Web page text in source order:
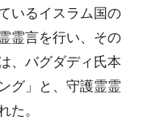
いるイスラム国の
霊言を行い、その
、バグダディ氏本
グ」と、守護霊霊
。